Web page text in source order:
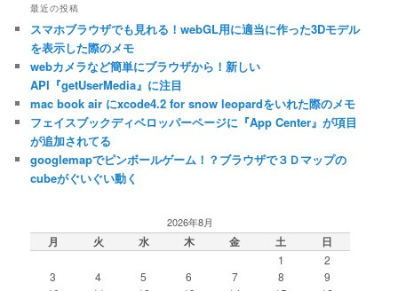
リ
ー
最近の投稿
スマホブラウザでも見れる！webGL用に適当に作った3Dモデル
を表示した際のメモ
webカメラなど簡単にブラウザから！新しい
API『getUserMedia』に注目
mac book air にxcode4.2 for snow leopardをいれた際のメモ
フェイスブックディベロッパーページに『App Center』が項目
が追加されてる
googlemapでピンボールゲーム！？ブラウザで３Ｄマップの
cubeがぐいぐい動く
2026年8月
月 火 水 木 金 土 日
1
2
3
4 5 6 7 8
9